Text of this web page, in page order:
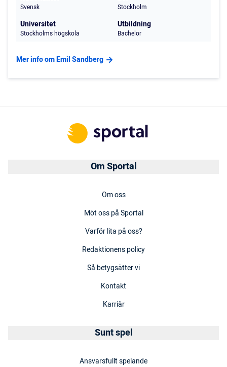
Svensk Stockholm
Universitet
Stockholms högskola
Utbildning
Bachelor
Mer info om Emil Sandberg
Om Sportal
Om oss
Möt oss på Sportal
Varför lita på oss?
Redaktionens policy
Så betygsätter vi
Kontakt
Karriär
Sunt spel
Ansvarsfullt spelande